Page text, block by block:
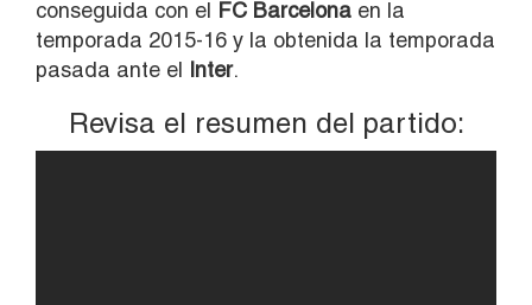
conseguida con el FC Barcelona en la
temporada 2015-16 y la obtenida la temporada
pasada ante el Inter.
Revisa el resumen del partido: